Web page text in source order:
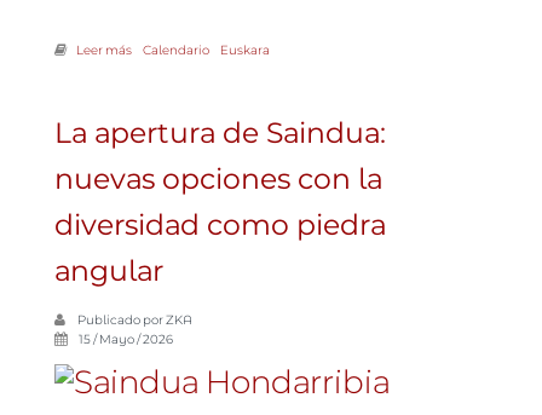
Leer mássobre Eguzki solicita una intervención medioambiental más
Calendario Euskara
La apertura de Saindua:
nuevas opciones con la
diversidad como piedra
angular
Publicado porZKA
15 / Mayo / 2026